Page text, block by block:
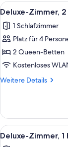
Alle
Fotos
für
Deluxe-
Zimmer,
2 Queen-
Betten
8
Deluxe-Zimmer,
1 Schlafzimmer
Platz für 4
2 Queen-Betten
Kostenloses
Weitere Details
Weitere
Zimmer,
2 Queen-
Betten
Alle
Fotos
7
Deluxe-Zimmer,